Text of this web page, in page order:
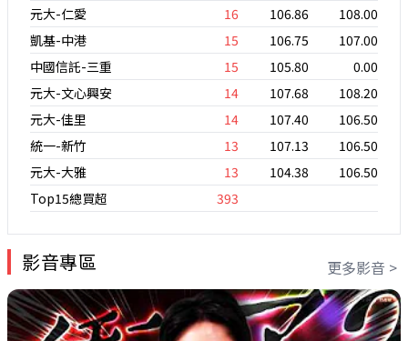
元大-仁愛
16 106.86
108.00
凱基-中港
15 106.75
107.00
中國信託-三重
15 105.80
0.00
元大-文心興安
14 107.68
108.20
元大-佳里
14 107.40
106.50
統一-新竹
13 107.13
106.50
元大-大雅
13 104.38
106.50
Top15總買超
393
影音專區 更多影音 >